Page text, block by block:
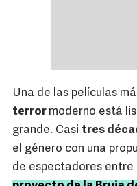
Una de las películas
terror moderno está
grande. Casi tres
el género con una
de espectadores entre